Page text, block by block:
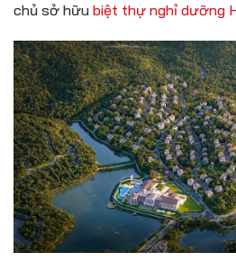
chủ sở hữu biệt thự nghỉ dưỡng